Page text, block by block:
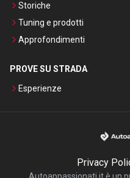
Storiche
Tuning e prodotti
Approfondimenti
PROVE SU STRADA
Esperienze
Privacy